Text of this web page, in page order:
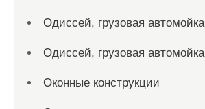
Одиссей, грузовая автомойка
Одиссей, грузовая автомойка
Оконные конструкции